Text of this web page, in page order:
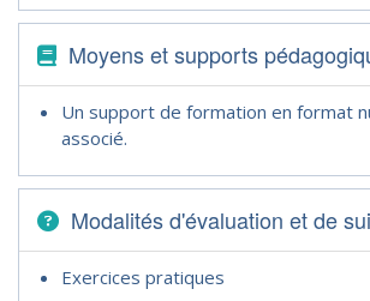
Moyens et supports
Un support de formation en format
associé.
Modalités d'évaluation et de
Exercices pratiques